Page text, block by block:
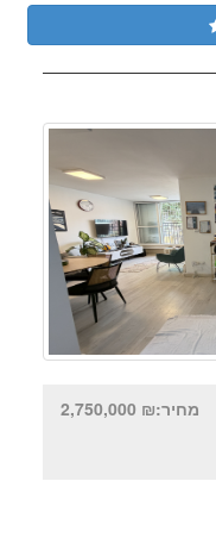
מחיר:₪ 2,750,000